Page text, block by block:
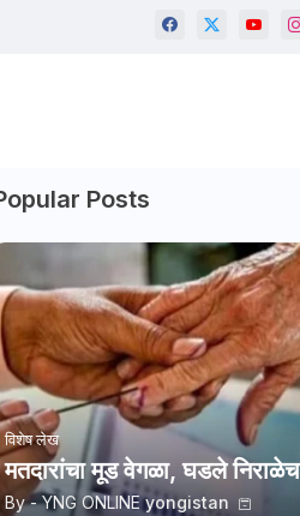
Posts
विशेष लेख
मतदारांचा मूड वेगळा, घडले निराळेच
By - YNG ONLINE yongistan